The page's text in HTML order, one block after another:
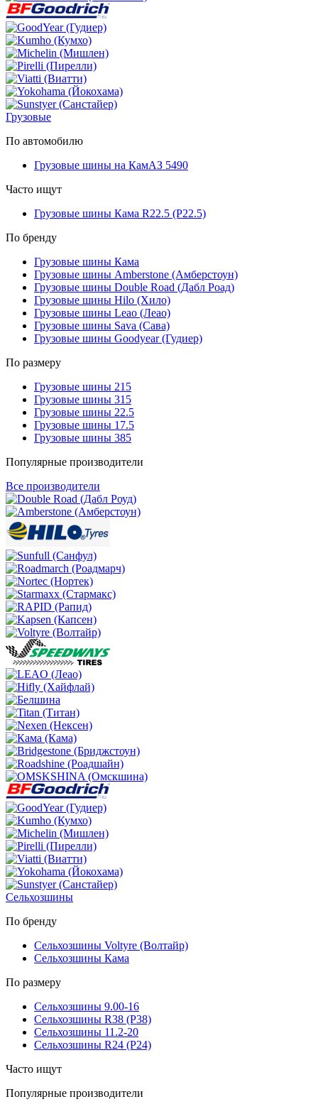
Грузовые
По автомобилю
Грузовые шины на КамАЗ 5490
Часто ищут
Грузовые шины Кама R22.5 (Р22.5)
По бренду
Грузовые шины Кама
Грузовые шины Amberstone (Амберстоун)
Грузовые шины Double Road (Дабл Роад)
Грузовые шины Hilo (Хило)
Грузовые шины Leao (Леао)
Грузовые шины Sava (Сава)
Грузовые шины Goodyear (Гудиер)
По размеру
Грузовые шины 215
Грузовые шины 315
Грузовые шины 22.5
Грузовые шины 17.5
Грузовые шины 385
Популярные производители
Все производители
Сельхозшины
По бренду
Сельхозшины Voltyre (Волтайр)
Сельхозшины Кама
По размеру
Сельхозшины 9.00-16
Сельхозшины R38 (Р38)
Сельхозшины 11.2-20
Сельхозшины R24 (Р24)
Часто ищут
Популярные производители